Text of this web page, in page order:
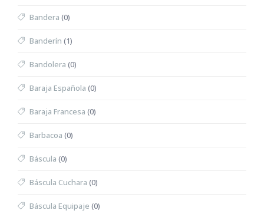
Bandera (0)
Banderín (1)
Bandolera (0)
Baraja Española (0)
Baraja Francesa (0)
Barbacoa (0)
Báscula (0)
Báscula Cuchara (0)
Báscula Equipaje (0)